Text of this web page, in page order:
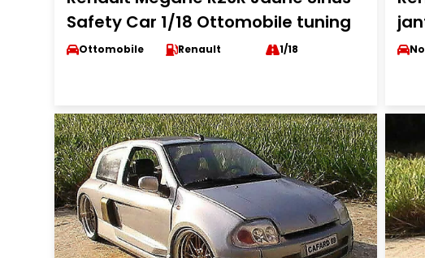
Safety Car 1/18 Ottomobile tuning
Ottomobile Renault 1/18